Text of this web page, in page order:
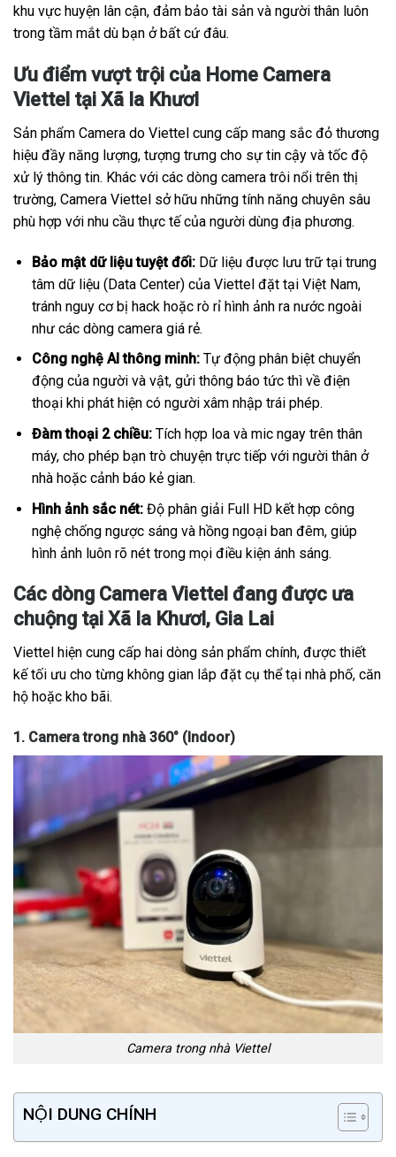
khu vực huyện lân cận, đảm bảo tài sản và người thân luôn
trong tầm mắt dù bạn ở bất cứ đâu.
Ưu điểm vượt trội của Home Camera
Viettel tại Xã Ia Khươl
Sản phẩm Camera do Viettel cung cấp mang sắc đỏ thương
hiệu đầy năng lượng, tượng trưng cho sự tin cậy và tốc độ
xử lý thông tin. Khác với các dòng camera trôi nổi trên thị
trường, Camera Viettel sở hữu những tính năng chuyên sâu
phù hợp với nhu cầu thực tế của người dùng địa phương.
Bảo mật dữ liệu tuyệt đối:Dữ liệu được lưu trữ tại trung
tâm dữ liệu (Data Center) của Viettel đặt tại Việt Nam,
tránh nguy cơ bị hack hoặc rò rỉ hình ảnh ra nước ngoài
như các dòng camera giá rẻ.
Công nghệ AI thông minh:Tự động phân biệt chuyển
động của người và vật, gửi thông báo tức thì về điện
thoại khi phát hiện có người xâm nhập trái phép.
Đàm thoại 2 chiều:Tích hợp loa và mic ngay trên thân
máy, cho phép bạn trò chuyện trực tiếp với người thân ở
nhà hoặc cảnh báo kẻ gian.
Hình ảnh sắc nét:Độ phân giải Full HD kết hợp công
nghệ chống ngược sáng và hồng ngoại ban đêm, giúp
hình ảnh luôn rõ nét trong mọi điều kiện ánh sáng.
Các dòng Camera Viettel đang được ưa
chuộng tại Xã Ia Khươl, Gia Lai
Viettel hiện cung cấp hai dòng sản phẩm chính, được thiết
kế tối ưu cho từng không gian lắp đặt cụ thể tại nhà phố, căn
hộ hoặc kho bãi.
1. Camera trong nhà 360° (Indoor)
Camera trong nhà Viettel
NỘI DUNG CHÍNH